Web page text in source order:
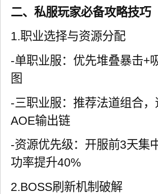
二、私服玩家必备攻略技巧
1.职业选择与资源分配
-单职业服：优先堆叠暴击+
图
-三职业服：推荐法道组合
AOE输出链
-资源优先级：开服前3天集
功率提升40%
2.BOSS刷新机制破解